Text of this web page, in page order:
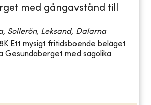
med gångavstånd till
Sollerön, Leksand, Dalarna
Ett mysigt fritidsboende beläget
Gesundaberget med sagolika